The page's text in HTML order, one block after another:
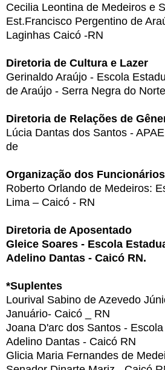
Cecilia Leontina de Medeiros e
Est.Francisco Pergentino de
Laginhas Caicó -RN
Diretoria de Cultura e Lazer
Gerinaldo Araújo - Escola
de Araújo - Serra Negra do
Diretoria de Relações de
Lúcia Dantas dos Santos -
de
Organização dos
Roberto Orlando de Medeiros:
Lima – Caicó - RN
Diretoria de Aposentado
Gleice Soares - Escola
Adelino Dantas - Caicó RN.
*Suplentes
Lourival Sabino de Azevedo
Januário- Caicó _ RN
Joana D'arc dos Santos -
Adelino Dantas - Caicó RN
Glicia Maria Fernandes de